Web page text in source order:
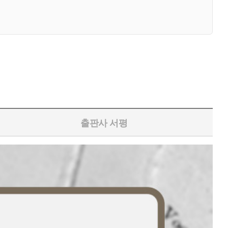
출판사 서평